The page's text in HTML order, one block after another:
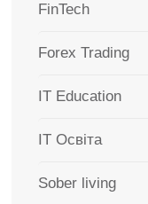
FinTech
Forex Trading
IT Education
IT Освіта
Sober living